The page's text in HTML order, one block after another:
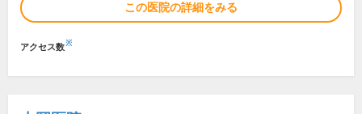
この医院の詳細をみる
アクセス数※